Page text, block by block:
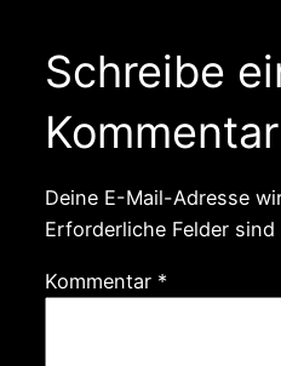
Schreibe
Kommentar
Deine E-Mail-Adresse
Erforderliche Felder sind
Kommentar *